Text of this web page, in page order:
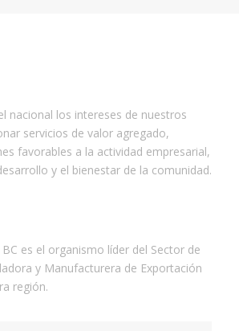
nacional los intereses de nuestros
servicios de valor agregado,
favorables a la actividad empresarial,
y el bienestar de la comunidad.
es el organismo líder del Sector de
y Manufacturera de Exportación
región.